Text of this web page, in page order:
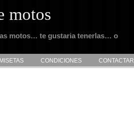
motos
motos… te gustaria tenerlas… o
CONDICIONES CONTACTAR